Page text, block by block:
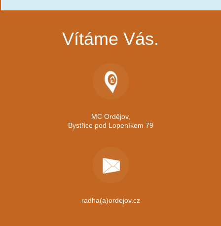
Vítáme Vás.
MC Ordějov,
Bystřice pod Lopeníkem 79
radha(a)ordejov.cz